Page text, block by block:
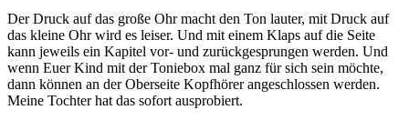
Der Druck auf das große Ohr macht den Ton lauter, mit Druck auf
das kleine Ohr wird es leiser. Und mit einem Klaps auf die Seite
kann jeweils ein Kapitel vor- und zurückgesprungen werden. Und
wenn Euer Kind mit der Toniebox mal ganz für sich sein möchte,
dann können an der Oberseite Kopfhörer angeschlossen werden.
Meine Tochter hat das sofort ausprobiert.